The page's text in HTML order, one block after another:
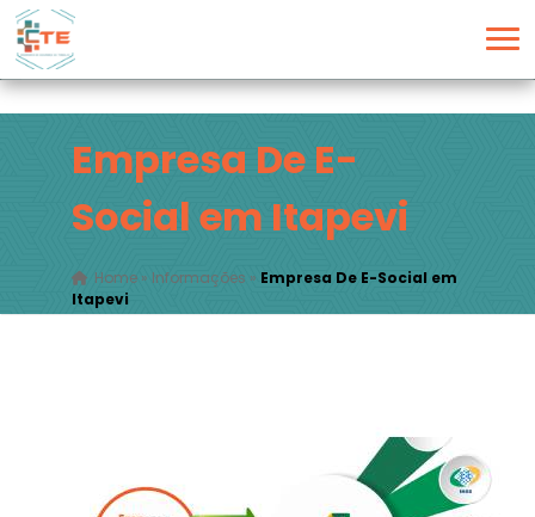
Empresa De E-
Social em Itapevi
Home» Informações » Empresa De E-Social em
Itapevi